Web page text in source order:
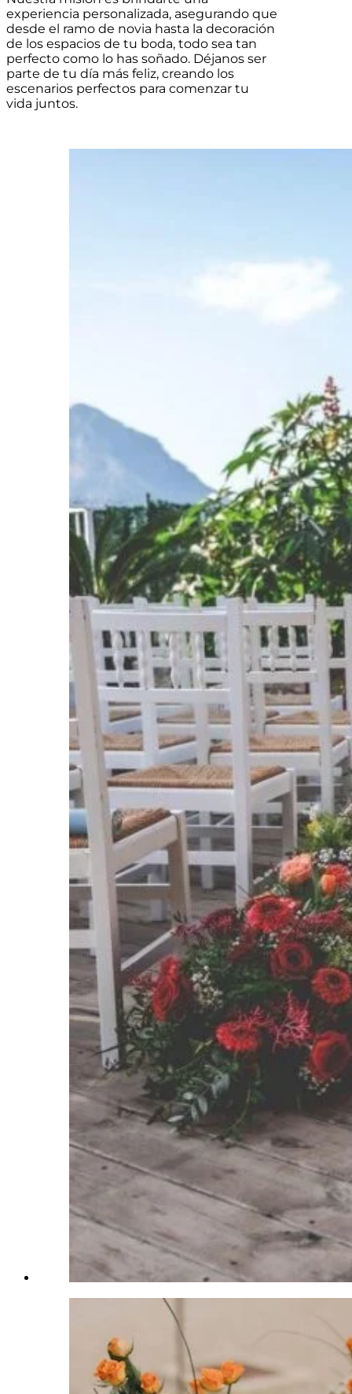
experiencia personalizada, asegurando que
desde el ramo de novia hasta la decoración
de los espacios de tu boda, todo sea tan
perfecto como lo has soñado. Déjanos ser
parte de tu día más feliz, creando los
escenarios perfectos para comenzar tu
vida juntos.